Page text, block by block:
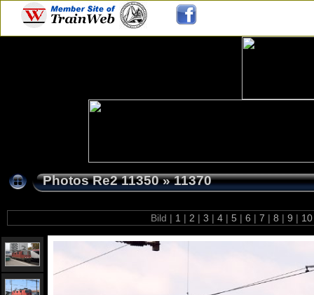
Photos Re2 11350»11370
Bild | 1 | 2 | 3 | 4 | 5 | 6 | 7 | 8 | 9 |